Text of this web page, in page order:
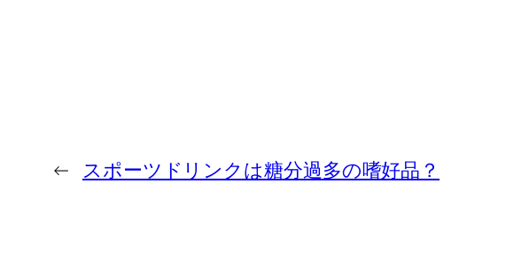
← スポーツドリンクは糖分過多の嗜好品？